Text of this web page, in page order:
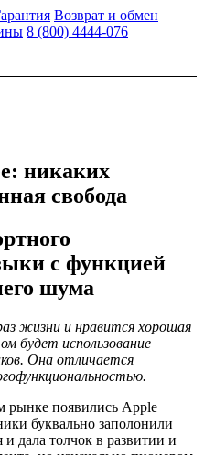
Возврат и обмен
8 (800) 4444-076
никаких
свобода
с функцией
шума
жизни и нравится хорошая
будет использование
Она отличается
рынке появились Apple
буквально заполонили
дала толчок в развитии и